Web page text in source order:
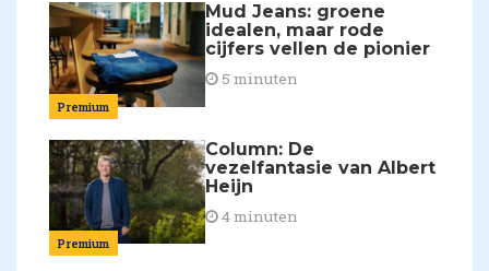
Premium
Mud Jeans: groene
idealen, maar rode
cijfers vellen de pionier
5 minuten
Premium
Column: De
vezelfantasie van Albert
Heijn
4 minuten